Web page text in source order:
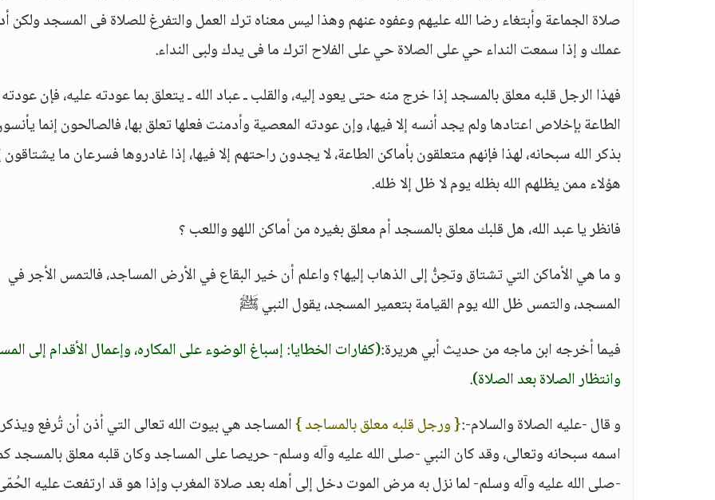
صلاة الجماعة وأبتغاء رضا الله عليهم وعفوه عنهم وهذا ليس معناه ترك العمل والتفرغ للصلاة فى المسجد ولكن
عملك و إذا سمعت النداء حي على الصلاة حي على الفلاح اترك ما فى يدك ولبى النداء.
فهذا الرجل قلبه معلق بالمسجد إذا خرج منه حتى يعود إليه، والقلب ـ عباد الله ـ يتعلق بما عودته عليه، فإن
الطاعة بإخلاص اعتادها ولم يجد أنسه إلا فيها، وإن عودته المعصية وأدمنت فعلها تعلق بها، فالصالحون إنما
بذكر الله سبحانه، لهذا فإنهم متعلقون بأماكن الطاعة، لا يجدون راحتهم إلا فيها، إذا غادروها فسرعان ما يشتاقون
هؤلاء ممن يظلهم الله بظله يوم لا ظل إلا ظله.
فانظر يا عبد الله، هل قلبك معلق بالمسجد أم معلق بغيره من أماكن اللهو واللعب ؟
و ما هي الأماكن التي تشتاق وتحِنُّ إلى الذهاب إليها؟ واعلم أن خير البقاع في الأرض المساجد، فالتمس الأجر في
المسجد، والتمس ظل الله يوم القيامة بتعمير المسجد، يقول النبي ﷺ
فيما أخرجه ابن ماجه من حديث أبي هريرة:(كفارات الخطايا: إسباغ الوضوء على المكاره، وإعمال الأقدام إلى
وانتظار الصلاة بعد الصلاة).
و قال -عليه الصلاة والسلام-:{ ورجل قلبه معلق بالمساجد }المساجد هي بيوت الله تعالى التي أذن أن تُرفع
اسمه سبحانه وتعالى، وقد كان النبي -صلى الله عليه وآله وسلم- حريصا على المساجد وكان قلبه معلق بالمسجد
-صلى الله عليه وآله وسلم- لما نزل به مرض الموت دخل إلى أهله بعد صلاة المغرب وإذا هو قد ارتفعت عليه